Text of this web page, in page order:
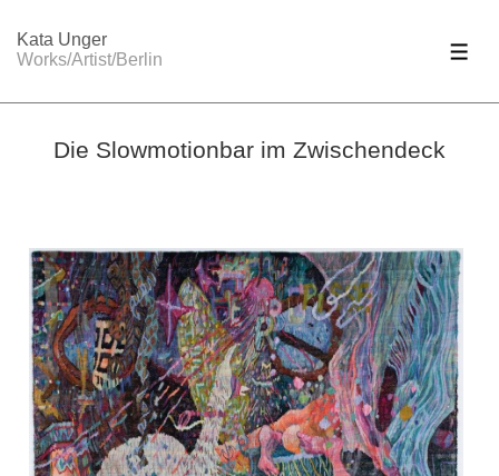
ZumKata Unger
Works/Artist/Berlin
Die Slowmotionbar im Zwischendeck